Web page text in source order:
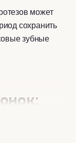
может
сохранить
зубные